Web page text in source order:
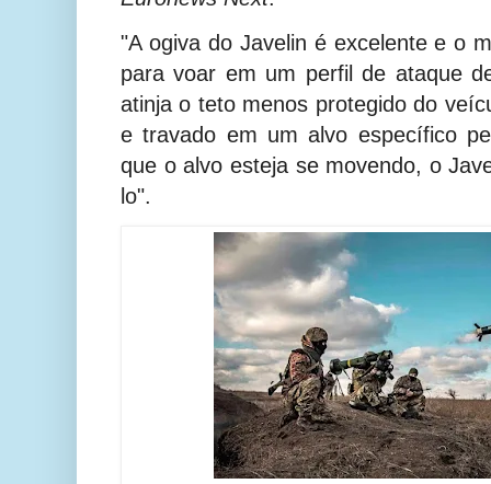
"A ogiva do Javelin é excelente e o
para voar em um perfil de ataque
atinja o teto menos protegido do
e travado em um alvo específico
que o alvo esteja se movendo, o
lo".